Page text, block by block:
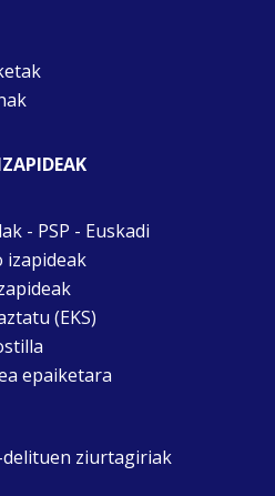
- PSP - Euskadi
izapideak
(EKS)
epaiketara
ziurtagiriak